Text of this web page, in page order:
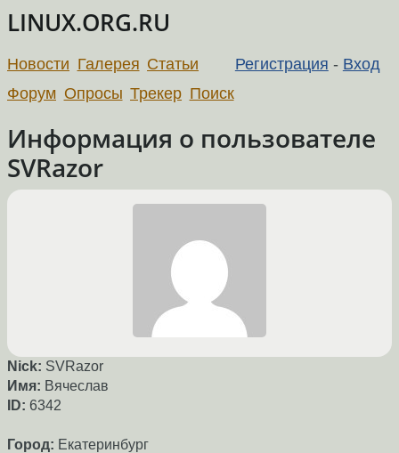
LINUX.ORG.RU
Регистрация - Вход
Новости Галерея Статьи
Форум Опросы Трекер Поиск
Информация о пользователе
SVRazor
Nick: SVRazor
Имя: Вячеслав
ID: 6342
Город: Екатеринбург